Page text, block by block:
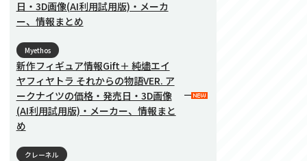
日・3D画像(AI利用試用版)・メーカ
ー、情報まとめ
Myethos
新作フィギュア情報Gift＋ 純燼エイ
ヤフィヤトラ それからの物語VER. ア
ークナイツの価格・発売日・3D画像
(AI利用試用版)・メーカー、情報まと
め
クレーネル